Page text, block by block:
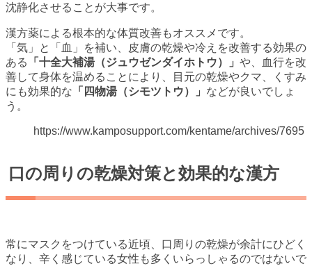
沈静化させることが大事です。
漢方薬による根本的な体質改善もオススメです。
「気」と「血」を補い、皮膚の乾燥や冷えを改善する効果の
ある
「十全大補湯（ジュウゼンダイホトウ）」 や、血行を改
善して身体を温めることにより、目元の乾燥やクマ、くすみ
にも効果的な 「四物湯（シモツトウ）」 などが良いでしょ
う。
https://www.kamposupport.com/kentame/archives/7695
口の周りの乾燥対策と効果的な漢方
常にマスクをつけている近頃、口周りの乾燥が余計にひどく
なり、辛く感じている女性も多くいらっしゃるのではないで